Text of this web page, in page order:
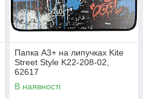
Папка А3+ на липучках Kite
Street Style K22-208-02,
62617
В наявності